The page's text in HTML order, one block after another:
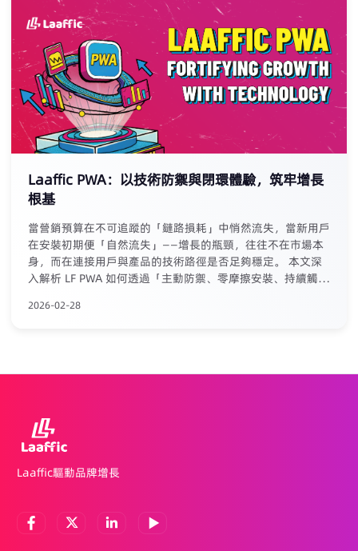
合，形成從引流、沉澱到再運營的內生增長飛輪，助力企業與
聯盟伙伴共享長期價值，實現可持續盈利。 本次展会，
Laaffic以前沿理念与扎实产品赢得了广泛认可，为深耕中东
市场奠定了坚实基础。
Laaffic PWA：以技術防禦與閉環體驗，筑牢增長
根基
當營銷預算在不可追蹤的「鏈路損耗」中悄然流失，當新用戶
在安裝初期便「自然流失」——增長的瓶頸，往往不在市場本
身，而在連接用戶與產品的技術路徑是否足夠穩定。 本文深
入解析 LF PWA 如何透過「主動防禦、零摩擦安裝、持續觸
早期數據顯示：安裝轉化率提升150%-300%，7日留存率提
2026-02-28
Laaffic驅動品牌增長